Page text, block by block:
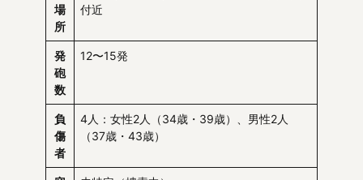
場
所
付近
発
砲
数
12〜15発
負
傷
者
4人：女性2人（34歳・39歳）、男性2人
（37歳・43歳）